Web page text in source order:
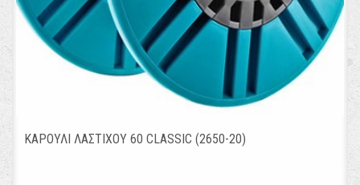
ΚΑΡΟΥΛΙ ΛΑΣΤΙΧΟΥ 60 CLASSIC (2650-20)